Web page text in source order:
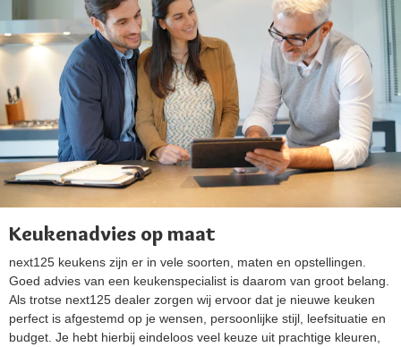
Keukenadvies op maat
next125 keukens zijn er in vele soorten, maten en opstellingen.
Goed advies van een keukenspecialist is daarom van groot belang.
Als trotse next125 dealer zorgen wij ervoor dat je nieuwe keuken
perfect is afgestemd op je wensen, persoonlijke stijl, leefsituatie en
budget. Je hebt hierbij eindeloos veel keuze uit prachtige kleuren,